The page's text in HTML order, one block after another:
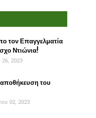
τον Επαγγελματία
Ντιώνια!
26, 2023
του
02, 2023